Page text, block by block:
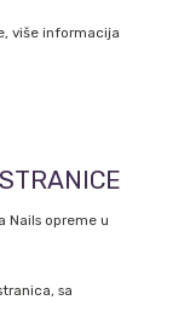
više informacija
Nails opreme u
sa